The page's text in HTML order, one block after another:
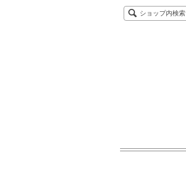
ショップ内検索